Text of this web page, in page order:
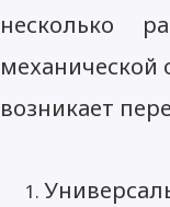
несколько
механической
возникает